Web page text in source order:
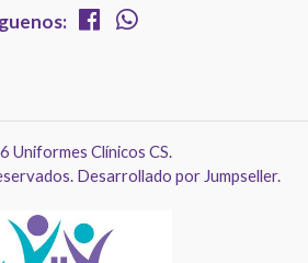
Uniformes Clínicos CS.
Desarrollado por Jumpseller.